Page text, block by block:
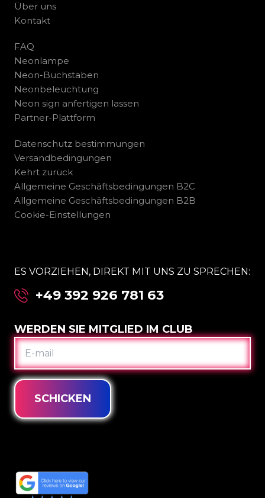
Über uns
Kontakt
FAQ
Neonlampe
Neon-Buchstaben
Neonbeleuchtung
Neon sign anfertigen lassen
Partner-Plattform
Datenschutz bestimmungen
Versandbedingungen
Kehrt zurück
Allgemeine Geschäftsbedingungen B2C
Allgemeine Geschäftsbedingungen B2B
Cookie-Einstellungen
ES VORZIEHEN, DIREKT MIT UNS ZU SPRECHEN:
+49 392 926 781 63
WERDEN SIE MITGLIED IM CLUB
E-
MAIL
SCHICKEN